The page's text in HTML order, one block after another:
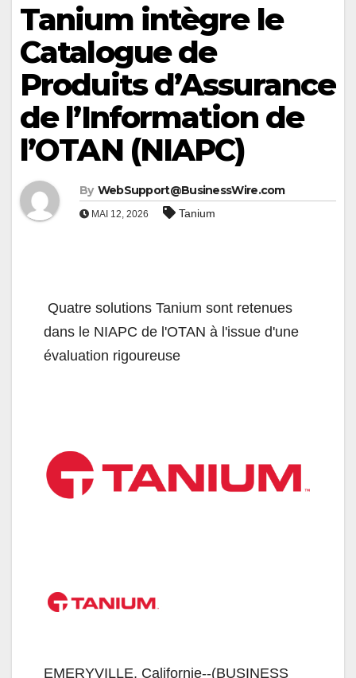
Tanium intègre le
Catalogue de
Produits d’Assurance
de l’Information de
l’OTAN (NIAPC)
By WebSupport@BusinessWire.com
MAI 12, 2026 Tanium
Quatre solutions Tanium sont retenues
dans le NIAPC de l'OTAN à l'issue d'une
évaluation rigoureuse
EMERYVILLE, Californie--(BUSINESS